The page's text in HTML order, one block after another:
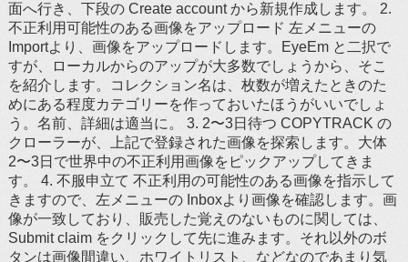
面へ行き、下段の Create account から新規作成します。 2.
不正利用可能性のある画像をアップロード 左メニューの
Importより、画像をアップロードします。EyeEm と二択で
すが、ローカルからのアップが大多数でしょうから、そこ
を紹介します。コレクション名は、枚数が増えたときのた
めにある程度カテゴリーを作っておいたほうがいいでしょ
う。名前、詳細は適当に。 3. 2〜3日待つ COPYTRACK の
クローラーが、上記で登録された画像を探索します。大体
2〜3日で世界中の不正利用画像をピックアップしてきま
す。 4. 不服申立て 不正利用の可能性のある画像を指示して
きますので、左メニューの Inboxより画像を確認します。画
像が一致しており、販売した覚えのないものに関しては、
Submit claim をクリックして先に進みます。それ以外のボ
タンは画像間違い、ホワイトリスト、などなのであまり気